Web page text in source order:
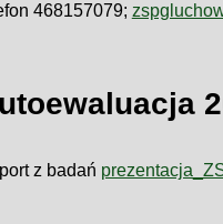
468157079;
z badań